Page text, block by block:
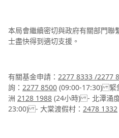
本局會繼續密切與政府有關部門聯
士盡快得到適切支援。
有關基金申請： 2277 8333 /2277
詢： 2277 8500 (09:00-17:30) 緊
洲 2128 1988 (24小時) - 北潭涌度
23:00) - ⁠大棠渡假村： 2478 1332